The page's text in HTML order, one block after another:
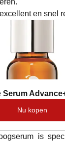
en snel
Nu kopen
is